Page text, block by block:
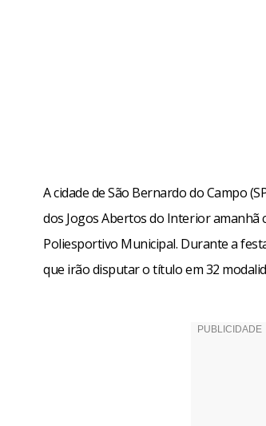
A cidade de São Bernardo do Campo
dos Jogos Abertos do Interior amanhã
Poliesportivo Municipal. Durante a
que irão disputar o título em 32